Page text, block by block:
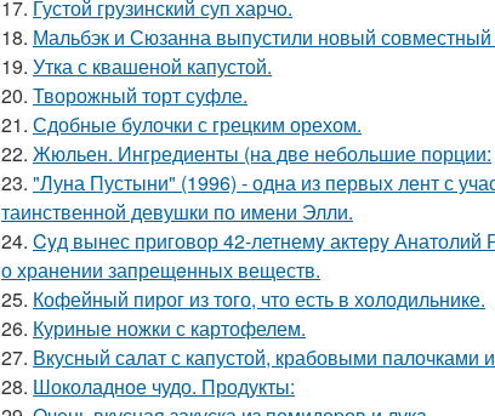
17. Густой грузинский суп харчo.
18. Мальбэк и Сюзанна выпустили новый совместный
19. Утка с квашеной капустой.
20. Творожный торт суфле.
21. Сдобные булочки с грецким орехом.
22. Жюльен. Ингредиенты (на две небольшие порции:
23. "Луна Пустыни" (1996) - одна из первых лент с
таинственной девушки по имени Элли.
24. Cyд вынес приговор 42-летнемy актeрy
о хранении запрещeнных веществ.
25. Кофейный пирог из того, что есть в холодильнике.
26. Куриные ножки с картофелем.
27. Вкусный салат с капустой, крабовыми палочками
28. Шоколадное чудо. Продукты: